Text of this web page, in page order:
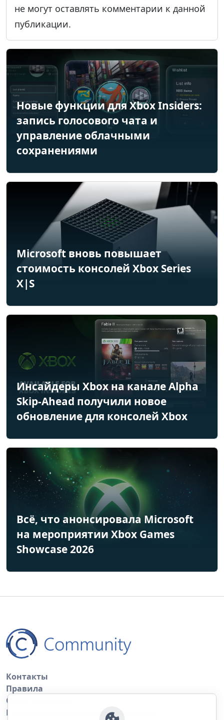
не могут оставлять комментарии к данной
публикации.
Новые функции для Xbox Insiders:
запись голосового чата и
управление облачными
сохранениями
Microsoft вновь повышает
стоимость консолей Xbox Series
X|S
Инсайдеры Xbox на канале Alpha
Skip-Ahead получили новое
обновление для консолей Xbox
Всё, что анонсировала Microsoft
на мероприятии Xbox Games
Showcase 2026
Контакты
Правила
Обратная связь
Правила копирования материалов